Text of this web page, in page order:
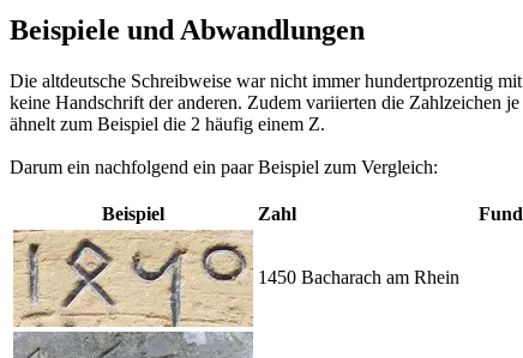
Beispiele und Abwandlungen
Die altdeutsche Schreibweise war nicht immer hundertprozentig
keine Handschrift der anderen. Zudem variierten die Zahlzeichen
ähnelt zum Beispiel die 2 häufig einem Z.
Darum ein nachfolgend ein paar Beispiel zum Vergleich:
Beispiel Zahl
1450 Bacharach am Rhein